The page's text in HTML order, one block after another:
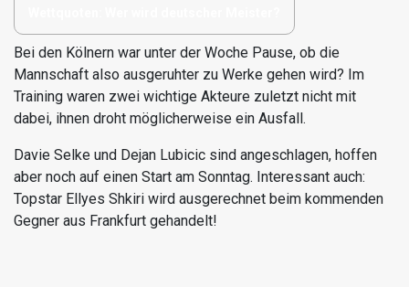
Bei den Kölnern war unter der Woche Pause, ob die
Mannschaft also ausgeruhter zu Werke gehen wird? Im
Training waren zwei wichtige Akteure zuletzt nicht mit
dabei, ihnen droht möglicherweise ein Ausfall.
Davie Selke und Dejan Lubicic sind angeschlagen, hoffen
aber noch auf einen Start am Sonntag. Interessant auch:
Topstar Ellyes Shkiri wird ausgerechnet beim kommenden
Gegner aus Frankfurt gehandelt!